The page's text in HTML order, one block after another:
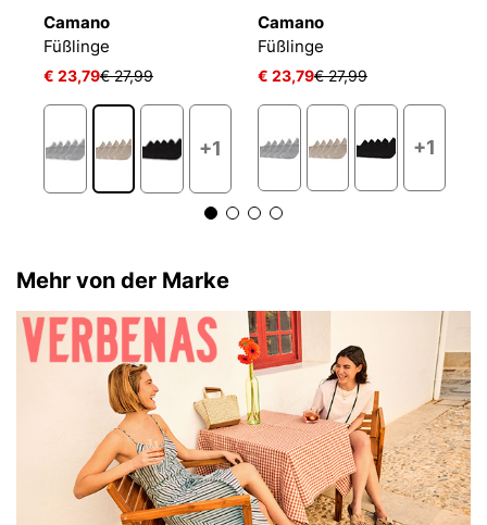
Camano
Füßlinge
€ 23,79€ 27,99
+1
Camano
Füßlinge
€ 23,79€ 27,99
+1
Mehr von der Marke